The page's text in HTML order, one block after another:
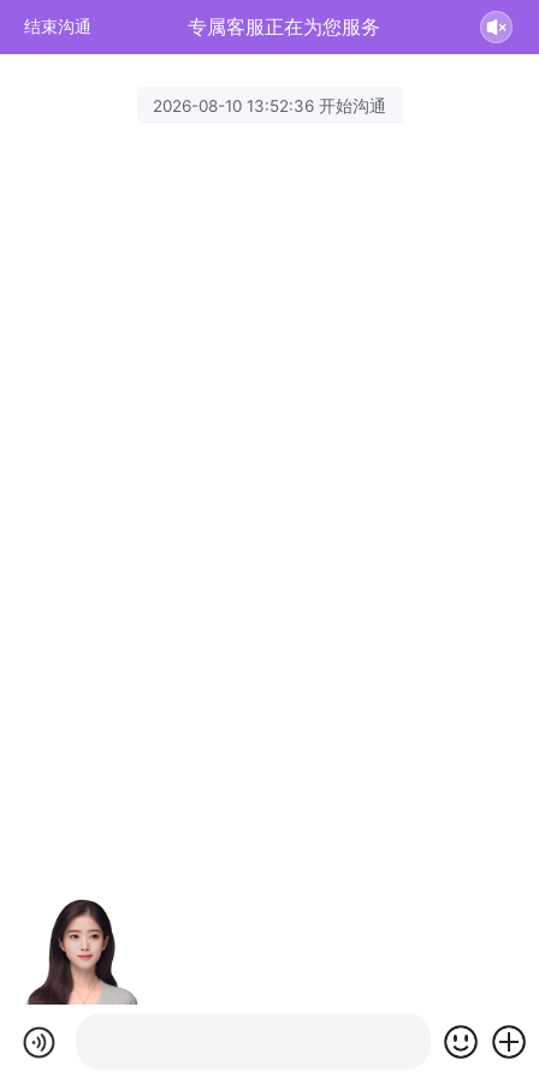
结束沟通 专属客服正在为您服务
2026-08-10 13:52:36 开始沟通